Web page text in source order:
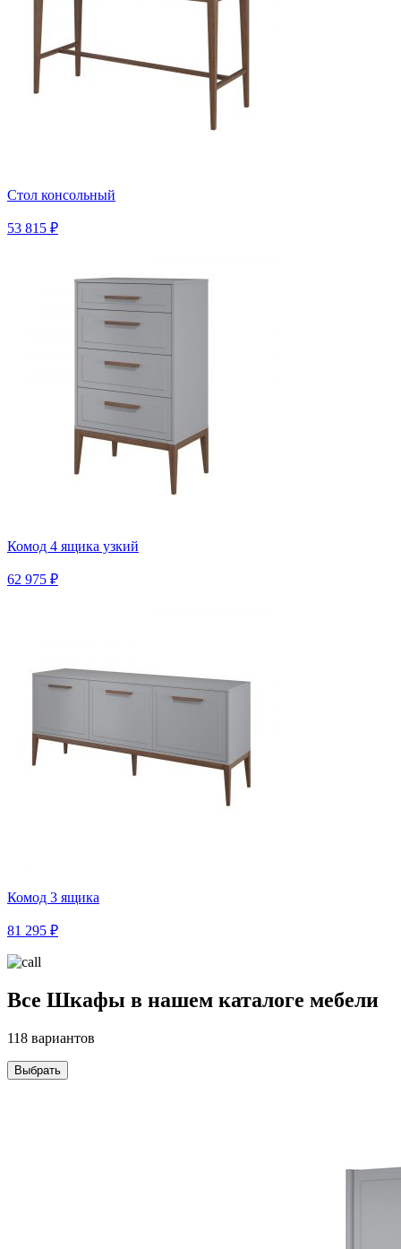
Стол консольный
53 815 ₽
Комод 4 ящика узкий
62 975 ₽
Комод 3 ящика
81 295 ₽
Все Шкафы в нашем каталоге мебели
118 вариантов
Выбрать